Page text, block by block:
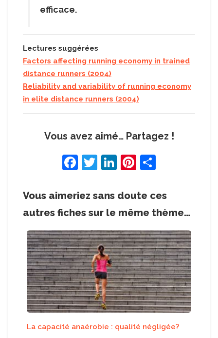
efficace.
Lectures suggérées
Factors affecting running economy in trained
distance runners (2004)
Reliability and variability of running economy
in elite distance runners (2004)
Vous avez aimé… Partagez !
F
c
e
o
o
k
T
itt
er
Li
k
e
n
Pi
er
e
ar
e
Vous aimeriez sans doute ces
autres fiches sur le même thème…
La capacité anaérobie : qualité négligée?